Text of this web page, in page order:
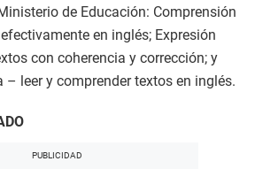
de Educación: Comprensión
en inglés; Expresión
con coherencia y corrección; y
leer y comprender textos en inglés.